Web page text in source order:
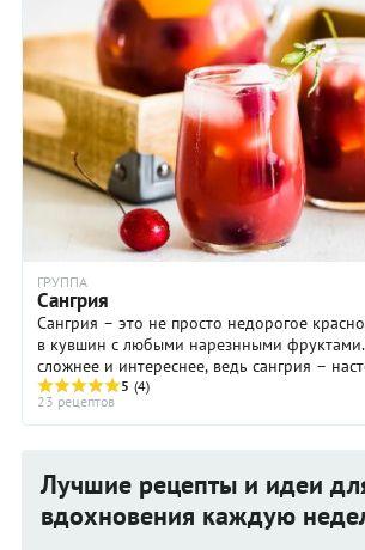
ГРУППА
Сангрия
Сангрия – это не просто недорогое
в кувшин с любыми нарезнными фруктами.
сложнее и интереснее, ведь сангрия –
коктейль с обязательными и ...
5 (4)
23 рецептов
Лучшие рецепты и идеи
вдохновения каждую